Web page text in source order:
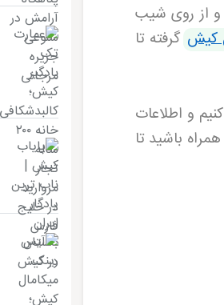
و از روی شیب
کیش گرفته تا
و اطلاعات
باشید تا